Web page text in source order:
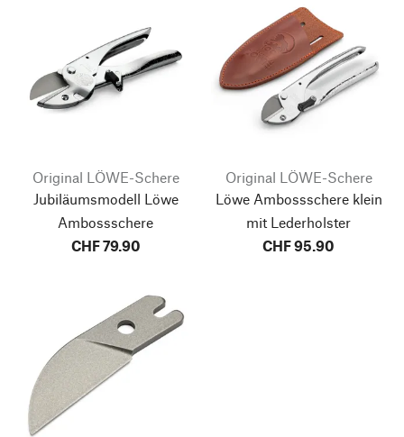
Original LÖWE-Schere
Jubiläumsmodell Löwe
Ambossschere
CHF 79.90
Original LÖWE-Schere
Löwe Ambossschere klein
mit Lederholster
CHF 95.90